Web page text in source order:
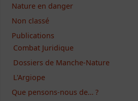
Nature en danger
Non classé
Publications
Combat Juridique
Dossiers de Manche-Nature
L'Argiope
Que pensons-nous de… ?